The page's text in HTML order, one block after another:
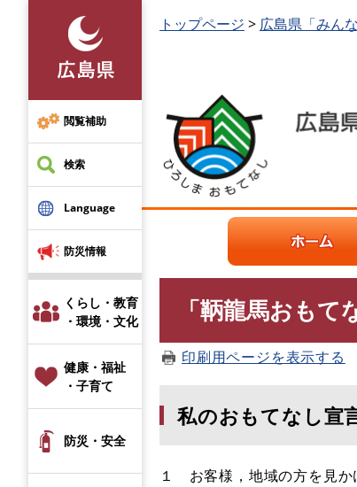
先
頭
で
す
む
閲覧補助
検索
Language
防災情報
くらし・教育
・環境・文化
健康・福祉
・子育て
防災・安全
トップページ > 広島県「みん
「鞆龍馬おもて
印刷用ページを表示する
私のおもてなし宣
１ お客様，地域の方を見か